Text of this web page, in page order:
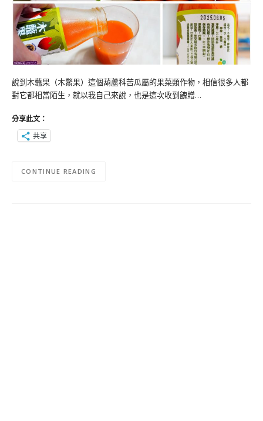
說到木虌果（木鱉果）這個葫蘆科苦瓜屬的果菜類作物，相信很多人都
對它都相當陌生，就以我自己來說，也是這次收到餽贈…
分享此文：
共享
CONTINUE READING